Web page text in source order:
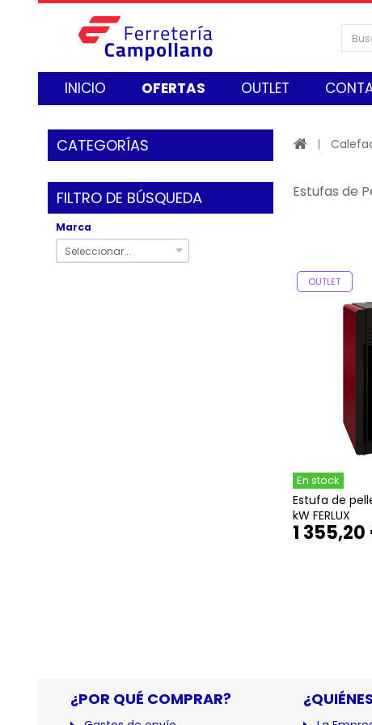
INICIO OFERTAS OUTLET
CATEGORÍAS
FILTRO DE BÚSQUEDA
Marca
Seleccionar...
Estufas de
OUTLET
En stock
Estufa de
kW FERLUX
1
¿POR QUÉ COMPRAR?